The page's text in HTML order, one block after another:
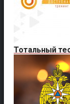
Тотальный